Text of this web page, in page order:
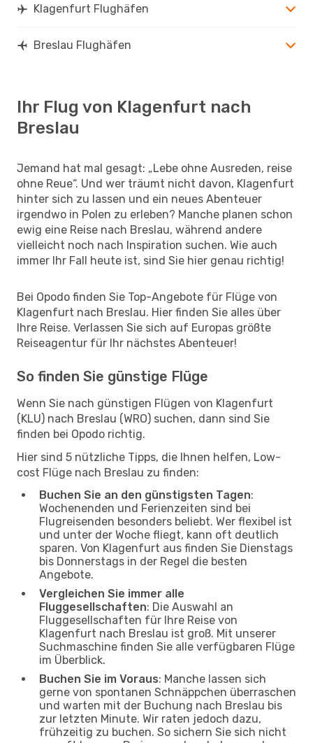
Klagenfurt Flughäfen
Breslau Flughäfen
Ihr Flug von Klagenfurt nach
Breslau
Jemand hat mal gesagt: „Lebe ohne Ausreden, reise
ohne Reue“. Und wer träumt nicht davon, Klagenfurt
hinter sich zu lassen und ein neues Abenteuer
irgendwo in Polen zu erleben? Manche planen schon
ewig eine Reise nach Breslau, während andere
vielleicht noch nach Inspiration suchen. Wie auch
immer Ihr Fall heute ist, sind Sie hier genau richtig!
Bei Opodo finden Sie Top-Angebote für Flüge von
Klagenfurt nach Breslau. Hier finden Sie alles über
Ihre Reise. Verlassen Sie sich auf Europas größte
Reiseagentur für Ihr nächstes Abenteuer!
So finden Sie günstige Flüge
Wenn Sie nach günstigen Flügen von Klagenfurt
(KLU) nach Breslau (WRO) suchen, dann sind Sie
finden bei Opodo richtig.
Hier sind 5 nützliche Tipps, die Ihnen helfen, Low-
cost Flüge nach Breslau zu finden:
Buchen Sie an den günstigsten Tagen:
Wochenenden und Ferienzeiten sind bei
Flugreisenden besonders beliebt. Wer flexibel ist
und unter der Woche fliegt, kann oft deutlich
sparen. Von Klagenfurt aus finden Sie Dienstags
bis Donnerstags in der Regel die besten
Angebote.
Vergleichen Sie immer alle
Fluggesellschaften: Die Auswahl an
Fluggesellschaften für Ihre Reise von
Klagenfurt nach Breslau ist groß. Mit unserer
Suchmaschine finden Sie alle verfügbaren Flüge
im Überblick.
Buchen Sie im Voraus: Manche lassen sich
gerne von spontanen Schnäppchen überraschen
und warten mit der Buchung nach Breslau bis
zur letzten Minute. Wir raten jedoch dazu,
frühzeitig zu buchen. So sichern Sie sich nicht